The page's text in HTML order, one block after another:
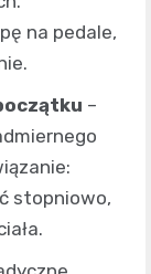
na pedale,
–
stopniowo,